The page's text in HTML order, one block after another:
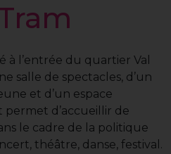
à l’entrée du quartier Val
salle de spectacles, d’un
et d’un espace
permet d’accueillir de
le cadre de la politique
théâtre, danse, festival.